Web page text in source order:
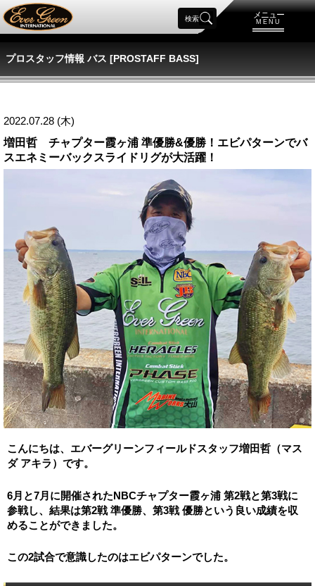
メニュー
MENU
検索
プロスタッフ情報 バス [PROSTAFF BASS]
2022.07.28 (木)
増田哲 チャプター霞ヶ浦 準優勝&優勝！エビパターンでバ
スエネミーバックスライドリグが大活躍！
こんにちは、エバーグリーンフィールドスタッフ増田哲（マス
ダ アキラ）です。
6月と7月に開催されたNBCチャプター霞ヶ浦 第2戦と第3戦に
参戦し、結果は第2戦 準優勝、第3戦 優勝という良い成績を収
めることができました。
この2試合で意識したのはエビパターンでした。